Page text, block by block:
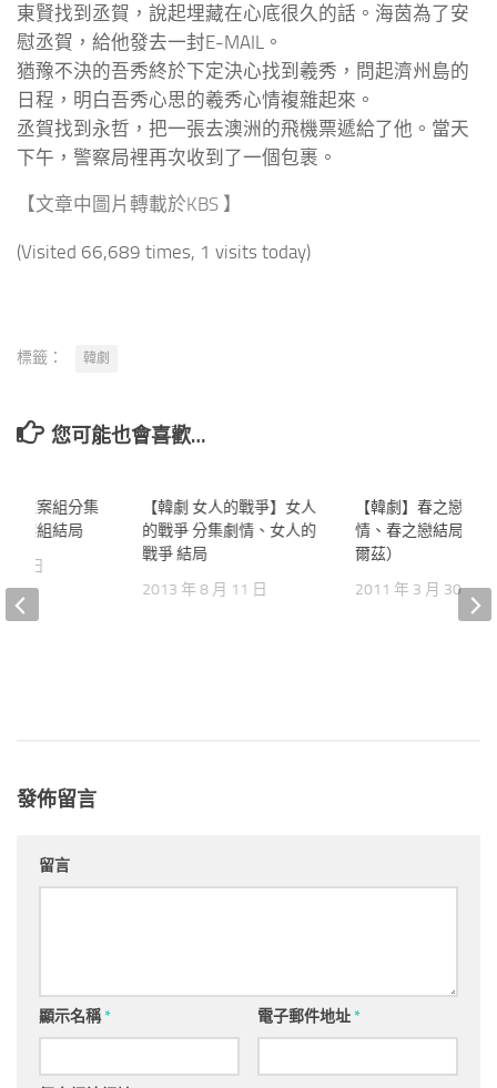
東賢找到丞賀，說起埋藏在心底很久的話。海茵為了安
慰丞賀，給他發去一封E-MAIL。
猶豫不決的吾秀終於下定決心找到羲秀，問起濟州島的
日程，明白吾秀心思的羲秀心情複雜起來。
丞賀找到永哲，把一張去澳洲的飛機票遞給了他。當天
下午，警察局裡再次收到了一個包裹。
【文章中圖片轉載於KBS 】
(Visited 66,689 times, 1 visits today)
標籤： 韓劇
您可能也會喜歡…
【韓劇 女人的戰爭】女人
的戰爭 分集劇情、女人的
戰爭 結局
2013 年 8 月 11 日
【韓劇】春之戀分
情、春之戀結局（
爾茲）
2011 年 3 月 30 日
重案組分集
重案組結局
6 日
發佈留言
留言
顯示名稱* 電子郵件地址*